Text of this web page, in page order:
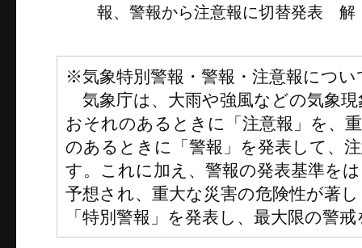
報、警報から注意報に切替発表 解
※気象特別警報・警報・注意報につい
気象庁は、大雨や強風などの気象
おそれのあるときに「注意報」を、
のあるときに「警報」を発表して、
す。これに加え、警報の発表基準を
予想され、重大な災害の危険性が著
「特別警報」を発表し、最大限の警